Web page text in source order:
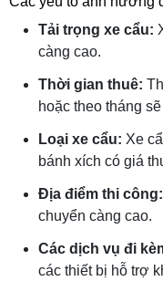
Tải trọng xe cẩu:
càng cao.
Thời gian thuê:
hoặc theo tháng
Loại xe cẩu: Xe
bánh xích có giá
Địa điểm thi công:
chuyển càng cao.
Các dịch vụ đi
các thiết bị hỗ trợ